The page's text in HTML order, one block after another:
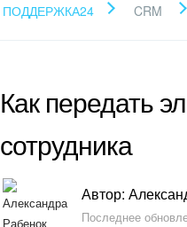
ПОДДЕРЖКА24 CRM
Как передать
сотрудника
Автор:
Последнее